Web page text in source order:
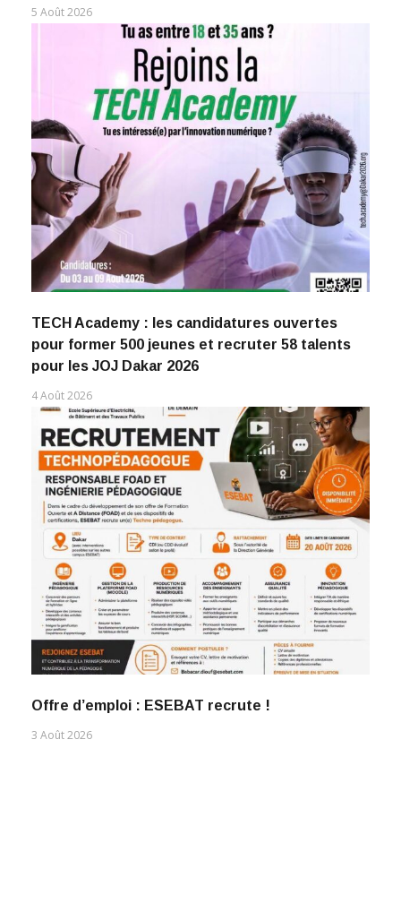
5 Août 2026
TECH Academy : les candidatures ouvertes
pour former 500 jeunes et recruter 58 talents
pour les JOJ Dakar 2026
4 Août 2026
Offre d’emploi : ESEBAT recrute !
3 Août 2026